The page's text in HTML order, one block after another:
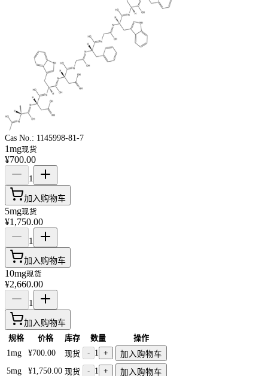
Cas No.: 1145998-81-7
1mg现货
¥700.00
1
加入购物车
5mg现货
¥1,750.00
1
加入购物车
10mg现货
¥2,660.00
1
加入购物车
规格 价格 库存 数量
操作
1mg
¥700.00 现货 - 1 +
加入购物车
5mg
¥1,750.00 现货 - 1 +
加入购物车